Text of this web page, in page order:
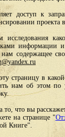
доступ к
проекта
исследования
информации
содержащее
страницу в
нам об этом по
что вы
на странице "
Книге".